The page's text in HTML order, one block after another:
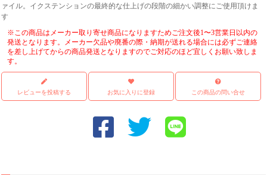
ァイル。イクステンションの最終的な仕上げの段階の細かい調整にご使用頂けま
す
※この商品はメーカー取り寄せ商品になりますためご注文後1〜3営業日以内の
発送となります。メーカー欠品や廃番の際・納期が送れる場合には必ずご連絡
を差し上げてからの商品発送となりますのでご対応のほど宜しくお願い致しま
す。
レビューを投稿する お気に入りに登録 この商品の問い合せ